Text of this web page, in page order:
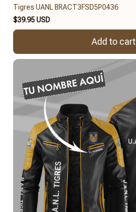
Tigres UANL BRACT3FSD5P0436
$39.95 USD
Add to cart